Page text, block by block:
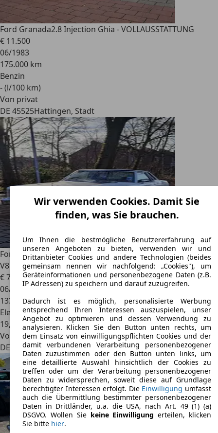
Ford Granada2.8 Injection Ghia - VOLLAUSSTATTUNG
€ 11.500
06/1983
175.000 km
Benzin
- (l/100 km)
Von privat
DE 45525Hattingen, Stadt
Ford GranadaUS Modell 76er Oldtimer H-Kennzeichen 5.0
V8
€ 7.900
06/1976
133.600 km
Elektro/Benzin
19,0 l/100 km (komb.)
Von privat
DE 47918Tönisvorst
Wir verwenden Cookies. Damit Sie
finden, was Sie brauchen.
Um Ihnen die bestmögliche Benutzererfahrung auf
unseren Angeboten zu bieten, verwenden wir und
Drittanbieter Cookies und andere Technologien (beides
gemeinsam nennen wir nachfolgend: „Cookies"), um
Geräteinformationen und personenbezogene Daten (z.B.
IP Adressen) zu speichern und darauf zuzugreifen.
Dadurch ist es möglich, personalisierte Werbung
entsprechend Ihren Interessen auszuspielen, unser
Angebot zu optimieren und dessen Verwendung zu
analysieren. Klicken Sie den Button unten rechts, um
dem Einsatz von einwilligungspflichten Cookies und der
damit verbundenen Verarbeitung personenbezogener
Daten zuzustimmen oder den Button unten links, um
eine detaillierte Auswahl hinsichtlich der Cookies zu
treffen oder um der Verarbeitung personenbezogener
Daten zu widersprechen, soweit diese auf Grundlage
berechtigter Interessen erfolgt. Die Einwilligung umfasst
auch die Übermittlung bestimmter personenbezogener
Daten in Drittländer, u.a. die USA, nach Art. 49 (1) (a)
DSGVO. Wollen Sie keine Einwilligung erteilen, klicken
Sie bitte hier.